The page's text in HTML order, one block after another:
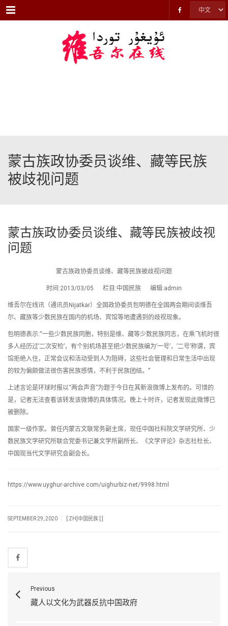
Menu
蒙古族政协委员谈维、藏等民族
被歧视问题
蒙古族政协委员谈维、藏等民族被歧视
问题
蒙古族政协委员谈维、藏等民族被歧视问题
时间:2013/03/05 栏目:中国民族 编辑:admin
维吾尔在线讯（通讯员Nijatkar）全国政协委员包明德在全国两会期间谈维吾
尔、藏族等少数民族在国内的机场、宾馆等地遭遇到的歧视现象。
包明德表示:“一些少数民族同胞，特别是维、藏等少数民族同志，在乘飞机时很
多人经历过’二次安检’，有个别机场甚至把少数民族编为’一号’，’二号’称谓，宾
馆拒绝入住，正常会议和活动受到人为阻碍，这些社会管理和日常生活中出现
的较为偏颇做法很伤害民族感情，不利于民族团结。”
上述言论是环球时报以“两会声音”为题于今日在其新浪微博上发布的。可惜的
是，记者无法查看该转发该微博的具体情况。晚上十时许，记者发现此微博已
被删除。
国家一级作家。曾任内蒙古文联常务副主席，现任中国社科院文学研究所、少
数民族文学研究所联合党委书记兼文学所副所长、《文学评论》杂志社杜长、
中国现当代文学研究会副会长。
https://www.uyghur-archive.com/uighurbiz-net/9998.html
SEPTEMBER 29, 2020 [:ZH]中国民族 [:]
Previous
藏人以文化为武器反抗中国政府